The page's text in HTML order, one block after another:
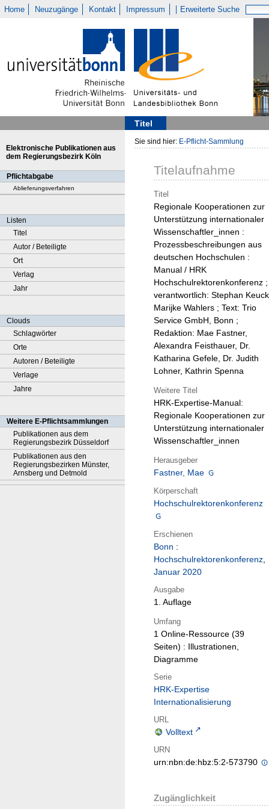
Home Neuzugänge Kontakt Impressum Erweiterte Suche
Titel
Elektronische Publikationen aus
dem Regierungsbezirk Köln
Pflichtabgabe
Ablieferungsverfahren
Listen
Titel
Autor / Beteiligte
Ort
Verlag
Jahr
Clouds
Schlagwörter
Orte
Autoren / Beteiligte
Verlage
Jahre
Weitere E-Pflichtsammlungen
Publikationen aus dem
Regierungsbezirk Düsseldorf
Publikationen aus den
Regierungsbezirken Münster,
Arnsberg und Detmold
Sie sind hier: E-Pflicht-Sammlung
Titelaufnahme
Titel
Regionale Kooperationen zur
Unterstützung internationaler
Wissenschaftler_innen :
Prozessbeschreibungen aus
deutschen Hochschulen :
Manual / HRK
Hochschulrektorenkonferenz ;
verantwortlich: Stephan
Marijke Wahlers ; Text: Trio
Service GmbH, Bonn ;
Redaktion: Mae Fastner,
Alexandra Feisthauer, Dr.
Katharina Gefele, Dr. Judith
Lohner, Kathrin Spenna
Weitere Titel
HRK-Expertise-Manual:
Regionale Kooperationen zur
Unterstützung internationaler
Wissenschaftler_innen
Herausgeber
Fastner, Mae
Körperschaft
Hochschulrektorenkonferenz
Erschienen
Bonn :
Hochschulrektorenkonferenz,
Januar 2020
Ausgabe
1. Auflage
Umfang
1 Online-Ressource (39
Seiten) : Illustrationen,
Diagramme
Serie
HRK-Expertise
Internationalisierung
URL
Volltext
URN
urn:nbn:de:hbz:5:2-573790
Zugänglichkeit